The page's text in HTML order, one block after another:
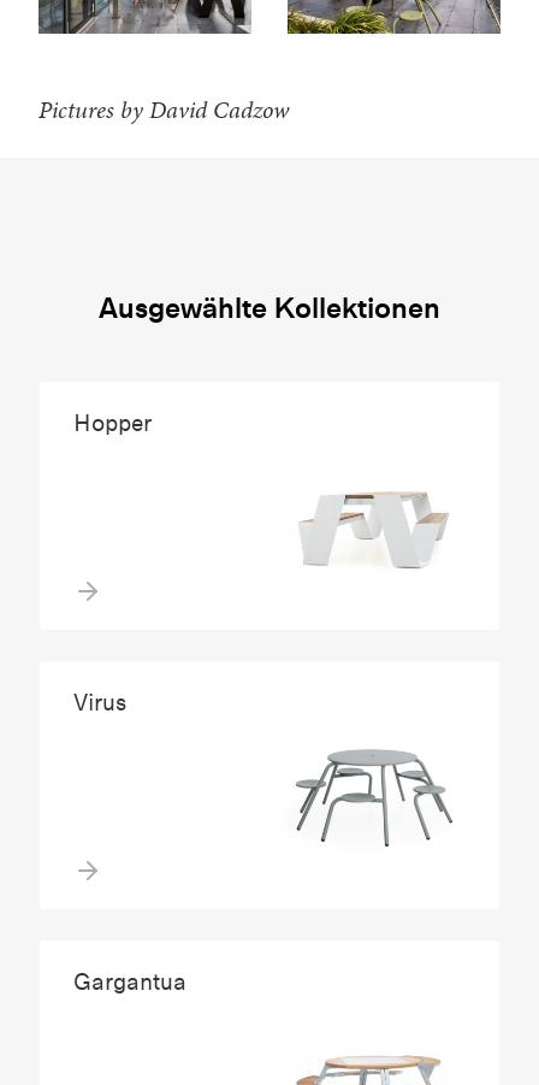
Pictures by David Cadzow
Ausgewählte Kollektionen
Hopper
Virus
Gargantua